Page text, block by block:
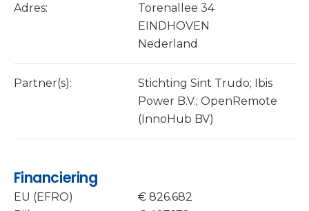
Adres:
Torenallee 34
EINDHOVEN
Nederland
Partner(s):
Stichting Sint Trudo; Ibis
Power B.V.; OpenRemote
(InnoHub BV)
Financiering
EU (EFRO)
€ 826.682